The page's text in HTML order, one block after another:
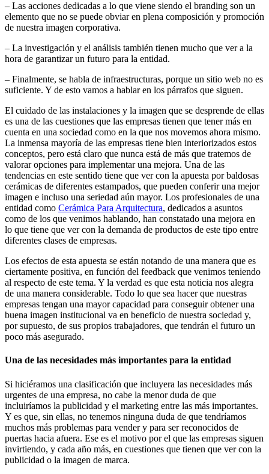
– Las acciones dedicadas a lo que viene siendo el branding son un
elemento que no se puede obviar en plena composición y promoción
de nuestra imagen corporativa.
– La investigación y el análisis también tienen mucho que ver a la
hora de garantizar un futuro para la entidad.
– Finalmente, se habla de infraestructuras, porque un sitio web no es
suficiente. Y de esto vamos a hablar en los párrafos que siguen.
El cuidado de las instalaciones y la imagen que se desprende de ellas
es una de las cuestiones que las empresas tienen que tener más en
cuenta en una sociedad como en la que nos movemos ahora mismo.
La inmensa mayoría de las empresas tiene bien interiorizados estos
conceptos, pero está claro que nunca está de más que tratemos de
valorar opciones para implementar una mejora. Una de las
tendencias en este sentido tiene que ver con la apuesta por baldosas
cerámicas de diferentes estampados, que pueden conferir una mejor
imagen e incluso una seriedad aún mayor. Los profesionales de una
entidad como Cerámica Para Arquitectura, dedicados a asuntos
como de los que venimos hablando, han constatado una mejora en
lo que tiene que ver con la demanda de productos de este tipo entre
diferentes clases de empresas.
Los efectos de esta apuesta se están notando de una manera que es
ciertamente positiva, en función del feedback que venimos teniendo
al respecto de este tema. Y la verdad es que esta noticia nos alegra
de una manera considerable. Todo lo que sea hacer que nuestras
empresas tengan una mayor capacidad para conseguir obtener una
buena imagen institucional va en beneficio de nuestra sociedad y,
por supuesto, de sus propios trabajadores, que tendrán el futuro un
poco más asegurado.
Una de las necesidades más importantes para la entidad
Si hiciéramos una clasificación que incluyera las necesidades más
urgentes de una empresa, no cabe la menor duda de que
incluiríamos la publicidad y el marketing entre las más importantes.
Y es que, sin ellas, no tenemos ninguna duda de que tendríamos
muchos más problemas para vender y para ser reconocidos de
puertas hacia afuera. Ese es el motivo por el que las empresas siguen
invirtiendo, y cada año más, en cuestiones que tienen que ver con la
publicidad o la imagen de marca.